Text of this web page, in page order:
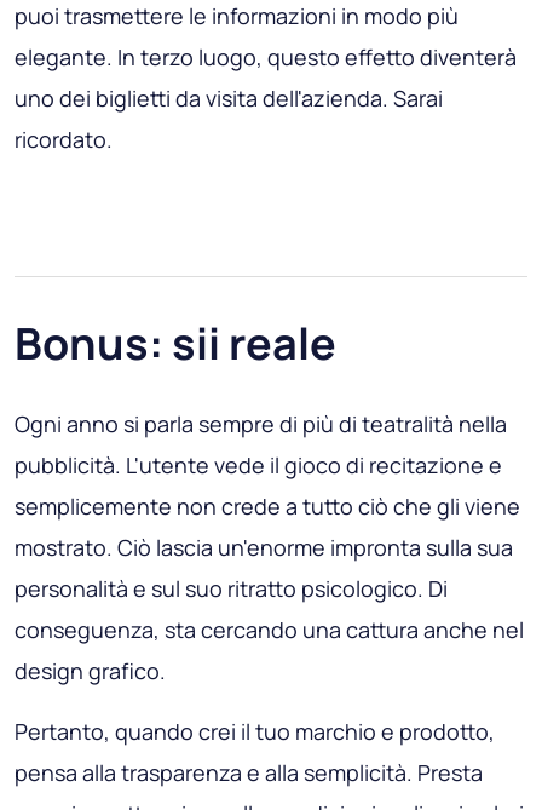
puoi trasmettere le informazioni in modo più
elegante. In terzo luogo, questo effetto diventerà
uno dei biglietti da visita dell'azienda. Sarai
ricordato.
Bonus: sii reale
Ogni anno si parla sempre di più di teatralità nella
pubblicità. L'utente vede il gioco di recitazione e
semplicemente non crede a tutto ciò che gli viene
mostrato. Ciò lascia un'enorme impronta sulla sua
personalità e sul suo ritratto psicologico. Di
conseguenza, sta cercando una cattura anche nel
design grafico.
Pertanto, quando crei il tuo marchio e prodotto,
pensa alla trasparenza e alla semplicità. Presta